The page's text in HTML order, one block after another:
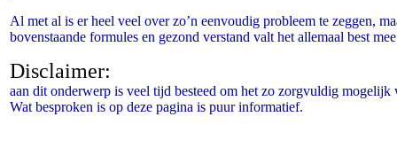
Al met al is er heel veel over zo’n eenvoudig probleem te zeggen,
bovenstaande formules en gezond verstand valt het allemaal best
Disclaimer:
aan dit onderwerp is veel tijd besteed om het zo zorgvuldig
Wat besproken is op deze pagina is puur informatief.